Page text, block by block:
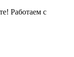
Работаем с